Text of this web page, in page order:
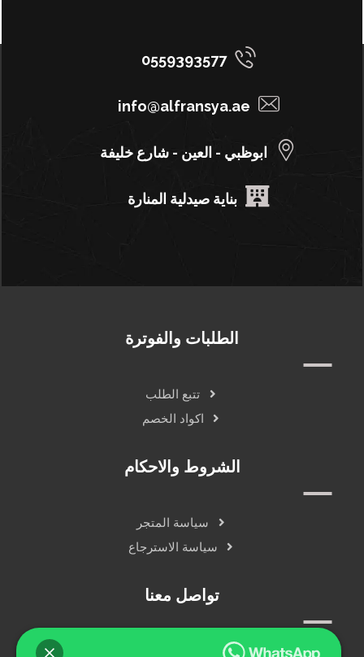
0559393577
info@alfransya.ae
ابوظبي - العين - شارع خليفة
بناية صيدلية المنارة
الطلبات والفوترة
تتبع الطلب
اكواد الخصم
الشروط والاحكام
سياسة المتجر
سياسة الاسترجاع
تواصل معنا